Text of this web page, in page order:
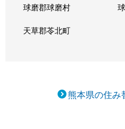
球磨郡球磨村
天草郡苓北町
熊本県の住み